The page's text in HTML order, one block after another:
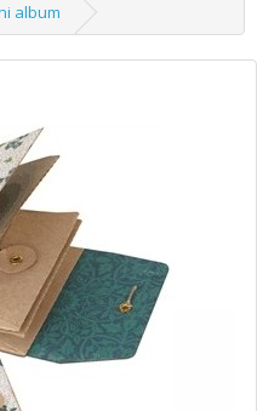
album